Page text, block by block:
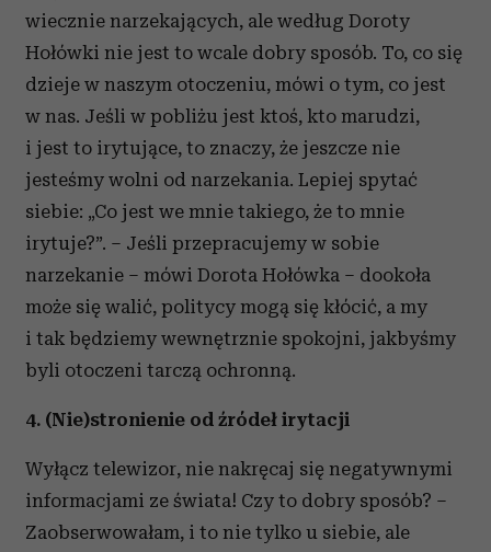
wiecznie narzekających, ale według Doroty
Hołówki nie jest to wcale dobry sposób. To, co się
dzieje w naszym otoczeniu, mówi o tym, co jest
w nas. Jeśli w pobliżu jest ktoś, kto marudzi,
i jest to irytujące, to znaczy, że jeszcze nie
jesteśmy wolni od narzekania. Lepiej spytać
siebie: „Co jest we mnie takiego, że to mnie
irytuje?”. – Jeśli przepracujemy w sobie
narzekanie – mówi Dorota Hołówka – dookoła
może się walić, politycy mogą się kłócić, a my
i tak będziemy wewnętrznie spokojni, jakbyśmy
byli otoczeni tarczą ochronną.
4. (Nie)stronienie od źródeł irytacji
Wyłącz telewizor, nie nakręcaj się negatywnymi
informacjami ze świata! Czy to dobry sposób? –
Zaobserwowałam, i to nie tylko u siebie, ale